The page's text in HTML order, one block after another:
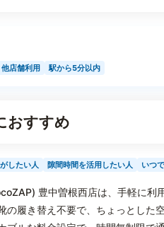
他店舗利用 駅から5分以内
おすすめ
したい人 隙間時間を活用したい人 いつ
豊中曽根西店は、手軽に利
の履き替え不要で、ちょっとし